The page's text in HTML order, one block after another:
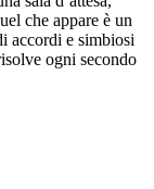
che appare è un
accordi e simbiosi
ogni secondo